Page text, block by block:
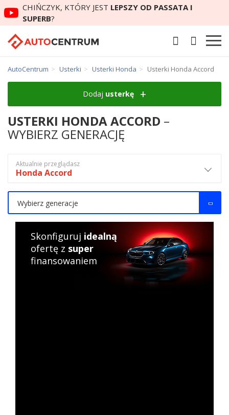
CHIŃCZYK, KTÓRY JEST LEPSZY OD PASSATA I
SUPERB?
AutoCentrum Usterki Usterki Honda Usterki Honda Accord
Dodaj usterkę
USTERKI HONDA ACCORD –
WYBIERZ GENERACJĘ
Aktualnie przeglądasz
Honda Accord
Wybierz generacje
Skonfiguruj idealną
ofertę z super
finansowaniem